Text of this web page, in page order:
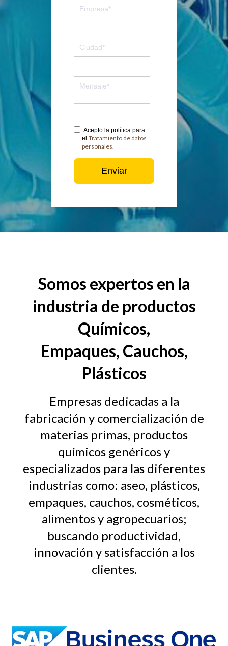
Acepto la política para
el Tratamiento de datos
personales.
Somos expertos en la
industria de productos
Químicos,
Empaques, Cauchos,
Plásticos
Empresas dedicadas a la
fabricación y comercialización de
materias primas, productos
químicos genéricos y
especializados para las diferentes
industrias como: aseo, plásticos,
empaques, cauchos, cosméticos,
alimentos y agropecuarios;
buscando productividad,
innovación y satisfacción a los
clientes.